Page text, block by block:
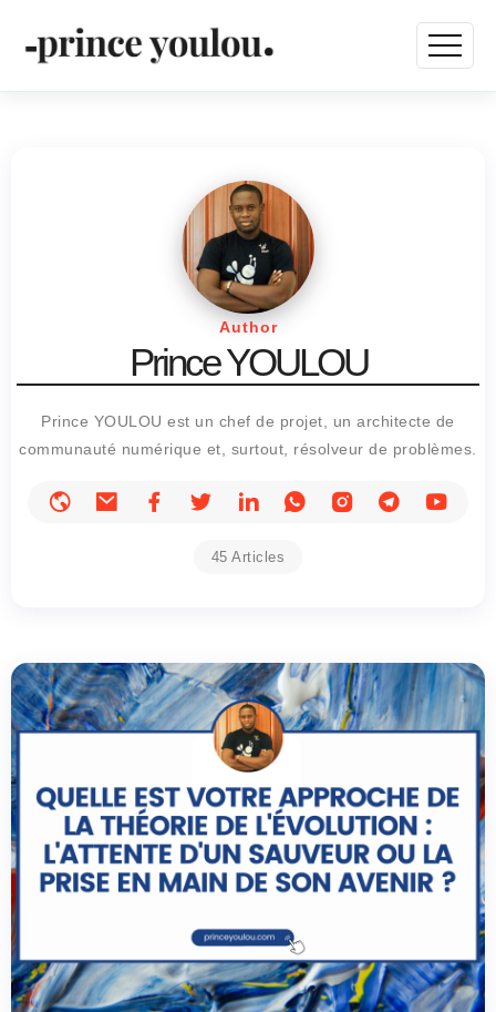
Author
Prince YOULOU
Prince YOULOU est un chef de projet, un architecte de
communauté numérique et, surtout, résolveur de problèmes.
45 Articles